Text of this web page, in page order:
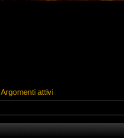
Argomenti attivi